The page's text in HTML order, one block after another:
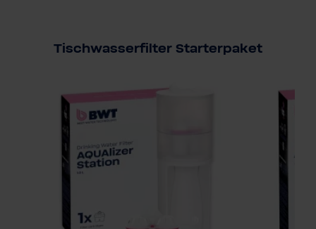
Tischwasserfilter Starterpaket